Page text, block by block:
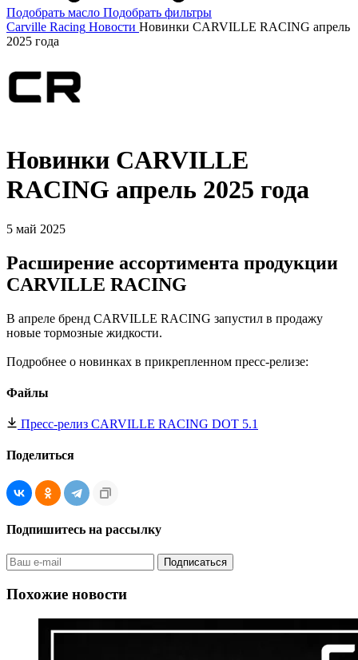
Подобрать масло Подобрать фильтры
Carville Racing Новости Новинки CARVILLE RACING апрель
2025 года
Новинки CARVILLE
RACING апрель 2025 года
5 май 2025
Расширение ассортимента продукции
CARVILLE RACING
В апреле бренд CARVILLE RACING запустил в продажу
новые тормозные жидкости.
Подробнее о новинках в прикрепленном пресс-релизе:
Файлы
Пресс-релиз CARVILLE RACING DOT 5.1
Поделиться
Подпишитесь на рассылку
Похожие новости